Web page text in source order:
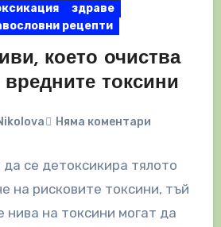
здраве
рецепти
което очиства
вредните токсини
Няма коментари
се детоксикира тялото
на рисковите токсини, тъй
нива на токсини могат да